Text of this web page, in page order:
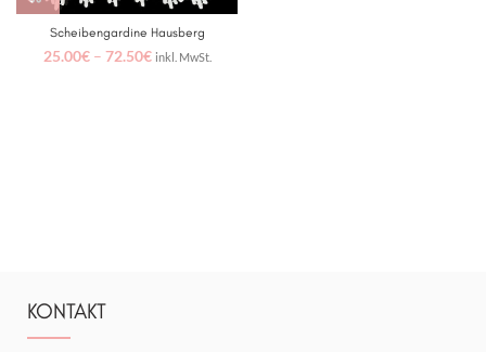
Scheibengardine Hausberg
25.00€– 72.50€ inkl. MwSt.
KONTAKT